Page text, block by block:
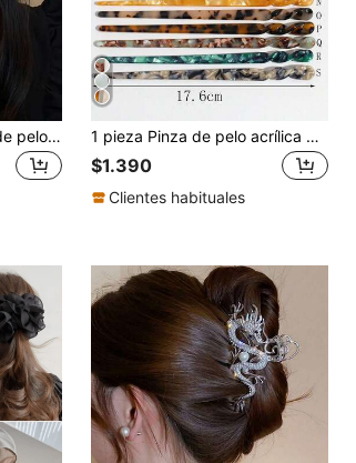
1 pieza Elegante pinza de pelo con mariposa hueca y borla, accesorio de pelo etéreo para recogidos de verano 1 pieza Pinza de pelo acrílica minimalista y elegante para mujer, adecuada para uso diario, moño de pelo, pasador de pelo, creador de moño, pieza de pelo, pasadores de peinado, artículos escolares, accesorios para el cabello, accesorios para la cabeza
$1.390
Clientes habituales